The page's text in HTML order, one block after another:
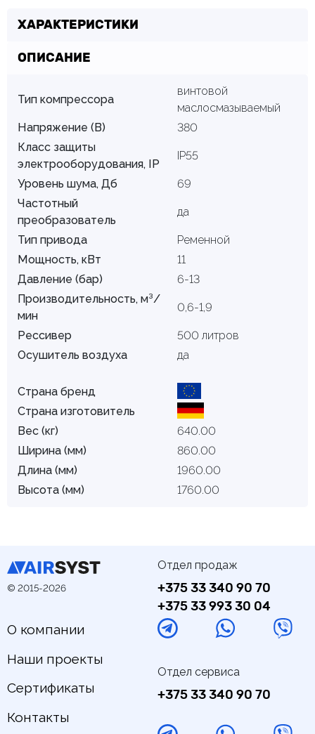
ХАРАКТЕРИСТИКИ
ОПИСАНИЕ
Тип компрессора
винтовой
маслосмазываемый
Напряжение (В)
380
Класс защиты
электрооборудования, IP
IP55
Уровень шума, Дб
69
Частотный
преобразователь
да
Тип привода
Ременной
Мощность, кВт
11
Давление (бар)
6-13
Производительность, м³/
мин
0,6-1,9
Рессивер
500 литров
Осушитель воздуха
да
Страна бренд
Страна изготовитель
Вес (кг)
640.00
Ширина (мм)
860.00
Длина (мм)
1960.00
Высота (мм)
1760.00
© 2015-2026
О компании
Наши проекты
Сертификаты
Контакты
Отдел продаж
+375 33 340 90 70
+375 33 993 30 04
Отдел сервиса
+375 33 340 90 70